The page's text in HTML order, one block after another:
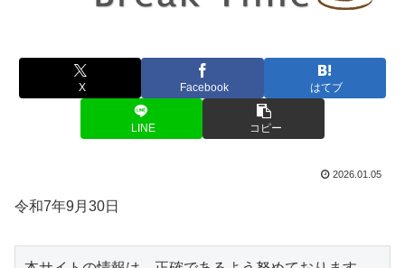
X Facebook はてブ
LINE コピー
2026.01.05
令和7年9月30日